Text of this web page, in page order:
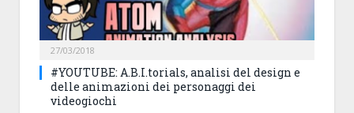
27/03/2018
#YOUTUBE: A.B.I.torials, analisi del design e
delle animazioni dei personaggi dei
videogiochi